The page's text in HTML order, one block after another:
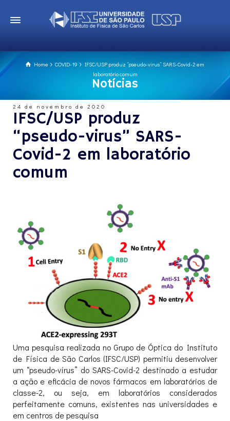
Home COVID-19
IFSC/USP produz “pseudo-virus” SARS-Covid-2 em
laboratório comum
Notícias
24 de novembro de 2020
IFSC/USP produz
“pseudo-virus” SARS-
Covid-2 em laboratório
comum
Uma pesquisa realizada no Grupo de Óptica do Instituto
de Física de São Carlos (IFSC/USP) permitiu desenvolver
um “pseudo-vírus” do SARS-Covid-2 destinado a estudar
a ação e eficácia de novos fármacos em laboratórios de
classe-2, ou seja, em laboratórios considerados
perfeitamente comuns, existentes nas universidades e
em centros de pesquisa